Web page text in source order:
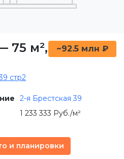
75 м²,
~92.5 млн ₽
стр2
2-я Брестская 39
1 233 333 Руб./м²
и планировки